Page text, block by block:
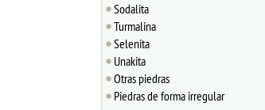
Sodalita
Turmalina
Selenita
Unakita
Otras piedras
Piedras de forma irregular